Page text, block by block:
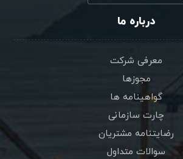
درباره ما
معرفی شرکت
مجوزها
گواهینامه ها
چارت سازمانی
رضایتنامه مشتریان
سوالات متداول